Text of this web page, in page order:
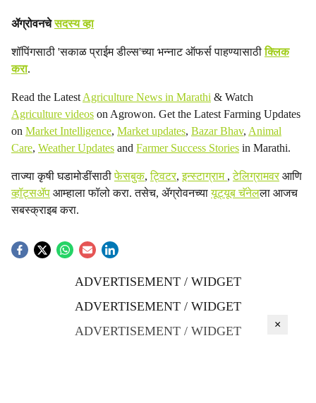
ॲग्रोवनचेसदस्य व्हा
शॉपिंगसाठी 'सकाळ प्राईम डील्स'च्या भन्नाट ऑफर्स पाहण्यासाठीक्लिक
करा.
Read the Latest Agriculture News in Marathi & Watch
Agriculture videos on Agrowon. Get the Latest Farming Updates
on Market Intelligence, Market updates, Bazar Bhav, Animal
Care, Weather Updates and Farmer Success Stories in Marathi.
ताज्या कृषी घडामोडींसाठीफेसबुक,ट्विटर,इन्स्टाग्राम ,टेलिग्रामवरआणि
व्हॉट्सॲप आम्हाला फॉलो करा. तसेच, ॲग्रोवनच्यायूट्यूब चॅनेलला आजच
सबस्क्राइब करा.
ADVERTISEMENT / WIDGET
ADVERTISEMENT / WIDGET
ADVERTISEMENT / WIDGET
×